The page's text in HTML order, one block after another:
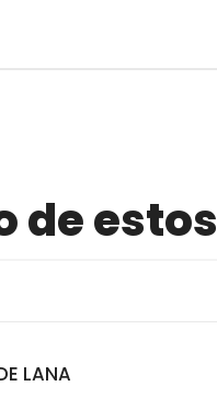
de estos
LANA